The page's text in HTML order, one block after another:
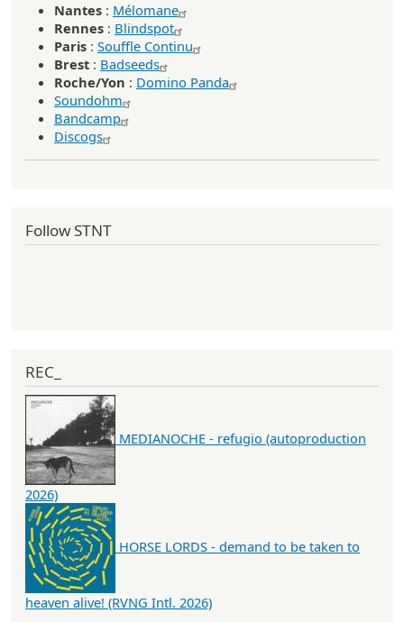
Nantes : Mélomane
Rennes : Blindspot
Paris : Souffle Continu
Brest : Badseeds
Roche/Yon : Domino Panda
Soundohm
Bandcamp
Discogs
Follow STNT
REC_
MEDIANOCHE - refugio (autoproduction
2026)
HORSE LORDS - demand to be taken to
heaven alive! (RVNG Intl. 2026)